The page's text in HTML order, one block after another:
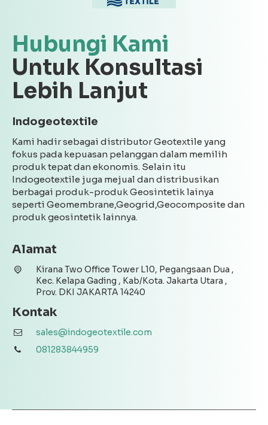
Hubungi Kami
Untuk Konsultasi
Lebih Lanjut
Indogeotextile
Kami hadir sebagai distributor Geotextile yang
fokus pada kepuasan pelanggan dalam memilih
produk tepat dan ekonomis. Selain itu
Indogeotextile juga mejual dan distribusikan
berbagai produk-produk Geosintetik lainya
seperti Geomembrane,Geogrid,Geocomposite dan
produk geosintetik lainnya.
Alamat
Kirana Two Office Tower L10, Pegangsaan Dua ,
Kec. Kelapa Gading , Kab/Kota. Jakarta Utara ,
Prov. DKI JAKARTA 14240
Kontak
sales@indogeotextile.com
081283844959